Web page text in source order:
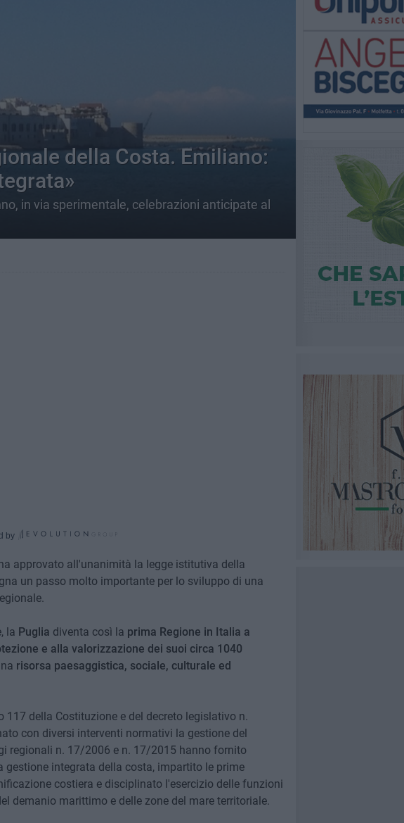
della Costa. Emiliano:
in via sperimentale, celebrazioni anticipate al
by
approvato all'unanimità la legge istitutiva della
un passo molto importante per lo sviluppo di una
la Puglia diventa così la prima Regione in Italia a
e alla valorizzazione dei suoi circa 1040
risorsa paesaggistica, sociale, culturale ed
della Costituzione e del decreto legislativo n.
con diversi interventi normativi la gestione del
regionali n. 17/2006 e n. 17/2015 hanno fornito
integrata della costa, impartito le prime
costiera e disciplinato l'esercizio delle funzioni
demanio marittimo e delle zone del mare territoriale.